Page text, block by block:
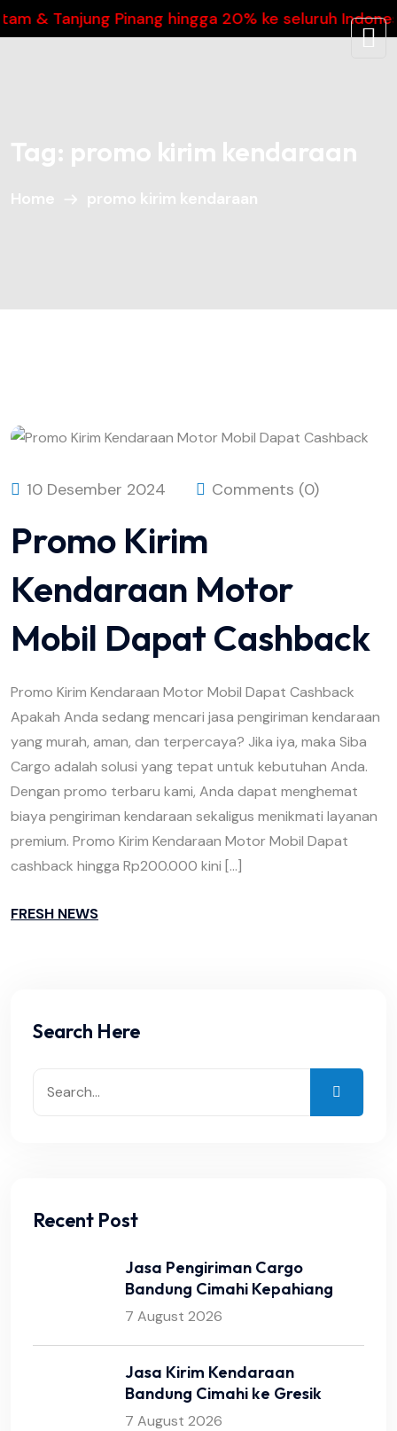
Tanjung Pinang hingga 20% ke seluruh Indonesia
Tag: promo kirim kendaraan
Home promo kirim kendaraan
10 Desember 2024 Comments (0)
Promo Kirim
Kendaraan Motor
Mobil Dapat Cashback
Promo Kirim Kendaraan Motor Mobil Dapat Cashback
Apakah Anda sedang mencari jasa pengiriman kendaraan
yang murah, aman, dan terpercaya? Jika iya, maka Siba
Cargo adalah solusi yang tepat untuk kebutuhan Anda.
Dengan promo terbaru kami, Anda dapat menghemat
biaya pengiriman kendaraan sekaligus menikmati layanan
premium. Promo Kirim Kendaraan Motor Mobil Dapat
cashback hingga Rp200.000 kini […]
FRESH NEWS
Search Here
Recent Post
Jasa Pengiriman Cargo
Bandung Cimahi Kepahiang
7 August 2026
Jasa Kirim Kendaraan
Bandung Cimahi ke Gresik
7 August 2026